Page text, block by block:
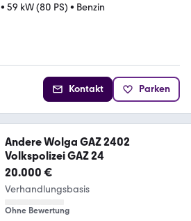
• 59 kW (80 PS) • Benzin
Kontakt Parken
Andere Wolga GAZ 2402
Volkspolizei GAZ 24
20.000 €
Verhandlungsbasis
Ohne Bewertung